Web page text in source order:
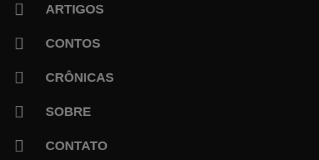
ARTIGOS
CONTOS
CRÔNICAS
SOBRE
CONTATO